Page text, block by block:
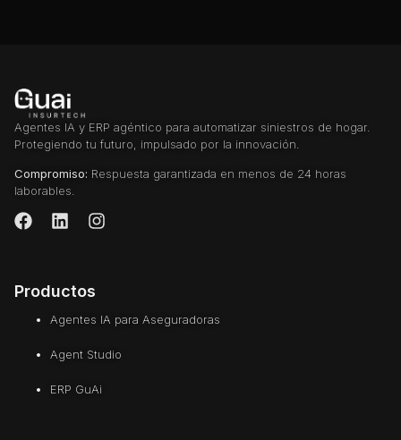
Agentes IA y ERP agéntico para automatizar siniestros de hogar.
Protegiendo tu futuro, impulsado por la innovación.
Compromiso: Respuesta garantizada en menos de 24 horas
laborables.
Productos
Agentes IA para Aseguradoras
Agent Studio
ERP GuAi